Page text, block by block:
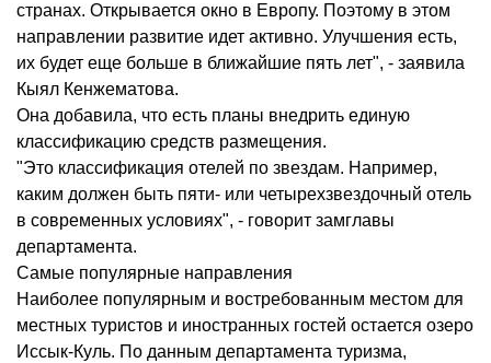
странах. Открывается окно в Европу. Поэтому в этом
направлении развитие идет активно. Улучшения есть,
их будет еще больше в ближайшие пять лет", - заявила
Кыял Кенжематова.
Она добавила, что есть планы внедрить единую
классификацию средств размещения.
"Это классификация отелей по звездам. Например,
каким должен быть пяти- или четырехзвездочный отель
в современных условиях", - говорит замглавы
департамента.
Самые популярные направления
Наиболее популярным и востребованным местом для
местных туристов и иностранных гостей остается озеро
Иссык-Куль. По данным департамента туризма,